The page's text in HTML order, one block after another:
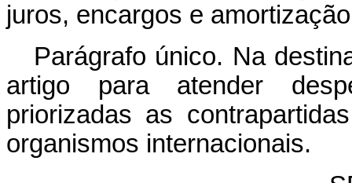
juros, encargos e
Parágrafo único. Na
artigo para atender
priorizadas as
organismos internacionais.